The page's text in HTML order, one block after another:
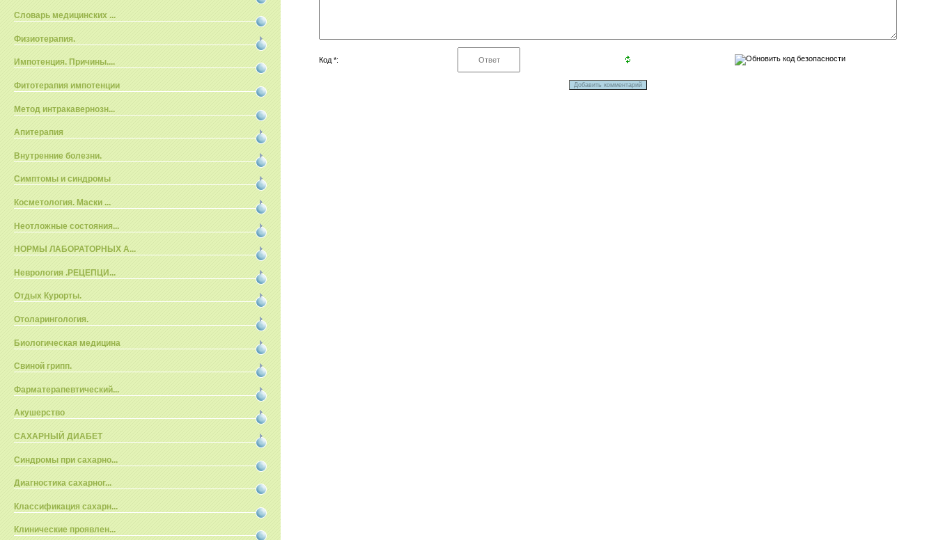
Словарь медицинских ...
Физиотерапия.
Импотенция. Причины....
Фитотерапия импотенции
Метод интракавернозн...
Апитерапия
Внутренние болезни.
Симптомы и синдромы
Косметология. Маски ...
Неотложные состояния...
НОРМЫ ЛАБОРАТОРНЫХ А...
Неврология .РЕЦЕПЦИ...
Отдых Курорты.
Отоларингология.
Биологическая медицина
Свиной грипп.
Фарматерапевтический...
Акушерство
САХАРНЫЙ ДИАБЕТ
Синдромы при сахарно...
Диагностика сахарног...
Классификация сахарн...
Клинические проявлен...
Код *: